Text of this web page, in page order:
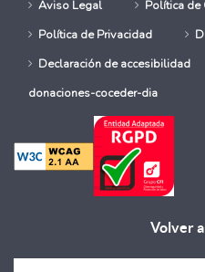
Aviso Legal
Política de
Política de Privacidad
Declaración de accesibilidad
donaciones-coceder-dia
Volver